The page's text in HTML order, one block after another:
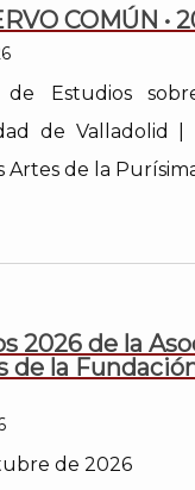
COMÚN •
de Estudios
de Valladolid |
Artes de la
2026 de la
de la
de 2026